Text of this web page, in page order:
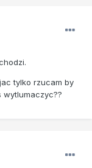
tylko rzucam by
wytlumaczyc??